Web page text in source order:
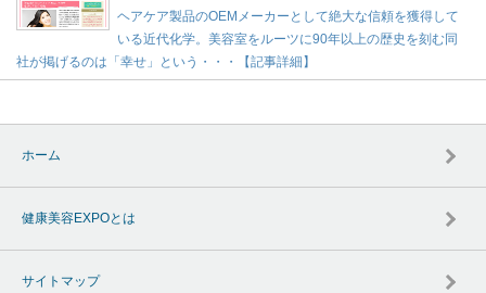
ヘアケア製品のOEMメーカーとして絶大な信頼を獲得して
いる近代化学。美容室をルーツに90年以上の歴史を刻む同
社が掲げるのは「幸せ」という・・・【記事詳細】
ホーム
健康美容EXPOとは
サイトマップ